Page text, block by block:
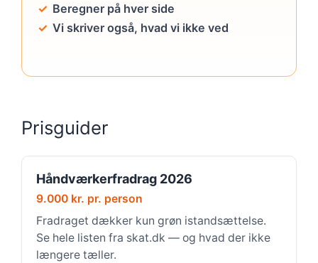
Beregner på hver side
Vi skriver også, hvad vi ikke ved
Prisguider
Håndværkerfradrag 2026
9.000 kr. pr. person
Fradraget dækker kun grøn istandsættelse.
Se hele listen fra skat.dk — og hvad der ikke
længere tæller.